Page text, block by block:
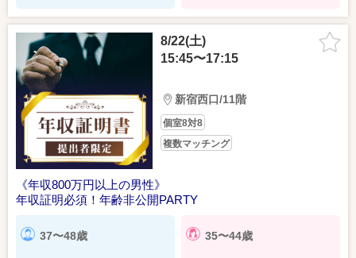
8/22(土)
15:45〜17:15
新宿西口/11階
個室8対8
複数マッチング
《年収800万円以上の男性》
年収証明必須！年齢非公開PARTY
37〜48歳 35〜44歳